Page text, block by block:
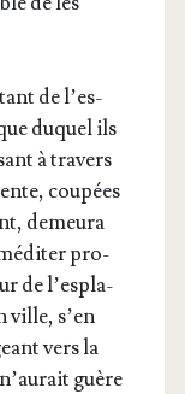
de l’es­
duquel ils
à tra­vers
cou­pées
demeu­ra
médi­ter pro­
de l’es­pla­
ville, s’en
vers la
guère